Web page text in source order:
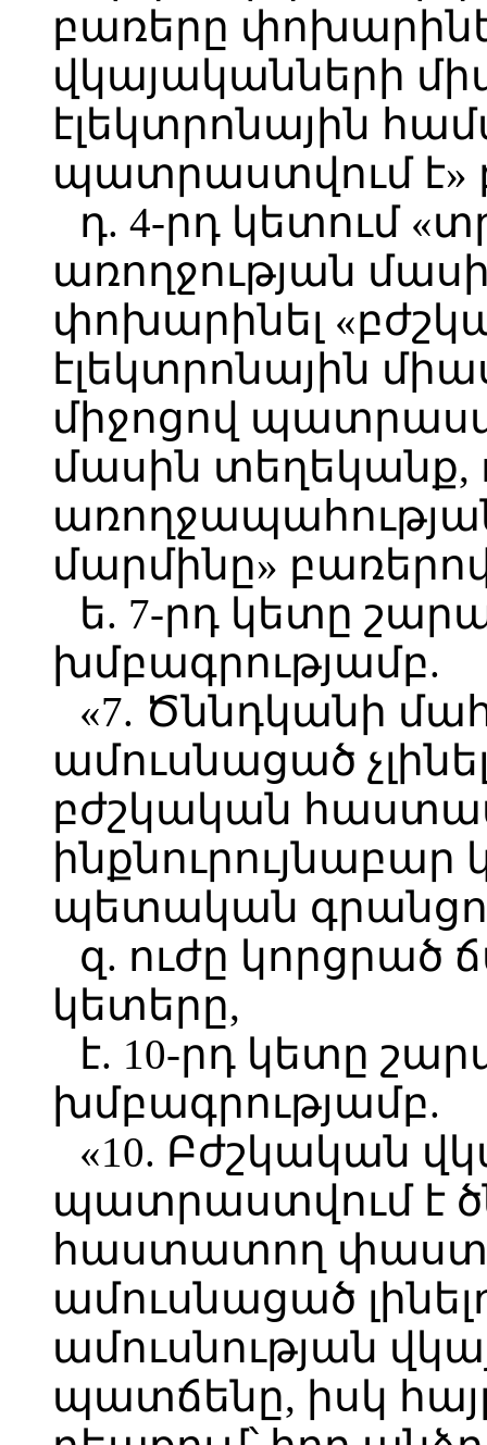
բառերը
վկայականների
էլեկտրոնային
պատրաստվում է»
դ. 4-րդ կետում
առողջության
փոխարինել
էլեկտրոնային
միջոցով
մասին տեղեկանք,
մարմինը»
ե. 7-րդ կետը
խմբագրությամբ.
«7. Ծննդկանի
ամուսնացած
բժշկական
պետական
զ. ուժը կորցրած
կետերը,
է. 10-րդ կետը
խմբագրությամբ.
«10. Բժշկական
պատրաստվում է
հաստատող
ամուսնացած
ամուսնության
պատճենը, իսկ